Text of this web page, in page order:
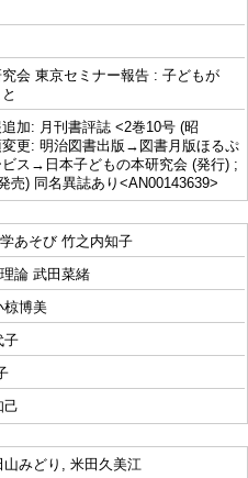
会 東京セミナー報告 : 子どもが
加: 月刊書評誌 <2巻10号 (昭
更: 明治図書出版→図書月版ほるぷ
ス→日本子どもの本研究会 (発行) ;
売) 同名異誌あり<AN00143639>
あそび 竹之内知子
論 武田菜緒
椋博美
子
己
みどり, 米田久美江